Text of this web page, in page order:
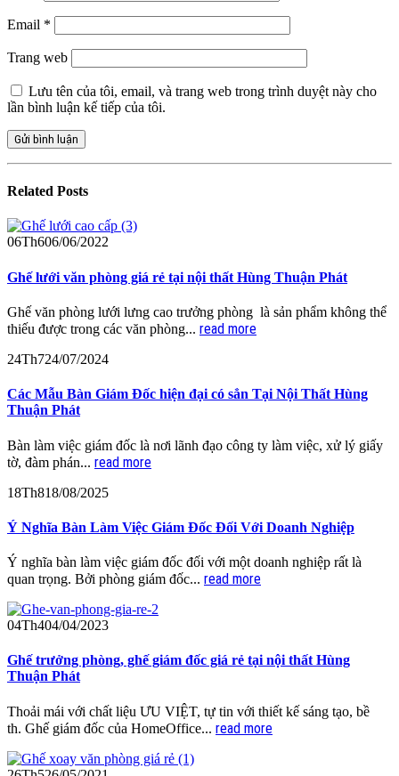
Email *
Trang web
Lưu tên của tôi, email, và trang web trong trình duyệt này cho
lần bình luận kế tiếp của tôi.
Related Posts
06Th606/06/2022
Ghế lưới văn phòng giá rẻ tại nội thất Hùng Thuận Phát
Ghế văn phòng lưới lưng cao trưởng phòng là sản phẩm không thể
thiếu được trong các văn phòng... read more
24Th724/07/2024
Các Mẫu Bàn Giám Đốc hiện đại có sẳn Tại Nội Thất Hùng
Thuận Phát
Bàn làm việc giám đốc là nơi lãnh đạo công ty làm việc, xử lý giấy
tờ, đàm phán... read more
18Th818/08/2025
Ý Nghĩa Bàn Làm Việc Giám Đốc Đối Với Doanh Nghiệp
Ý nghĩa bàn làm việc giám đốc đối với một doanh nghiệp rất là
quan trọng. Bởi phòng giám đốc... read more
04Th404/04/2023
Ghế trưởng phòng, ghế giám đốc giá rẻ tại nội thất Hùng
Thuận Phát
Thoải mái với chất liệu ƯU VIỆT, tự tin với thiết kế sáng tạo, bề
th. Ghế giám đốc của HomeOffice... read more